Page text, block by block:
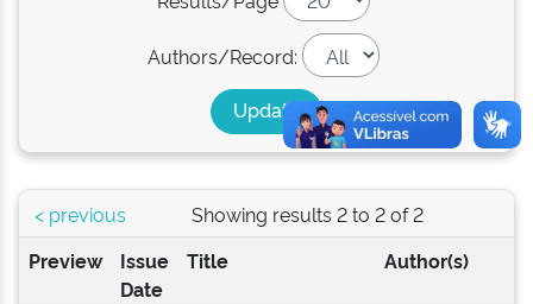
Authors/Record:
Showing results 2 to 2 of 2
< previous
Preview
Issue
Date
Title Author(s)